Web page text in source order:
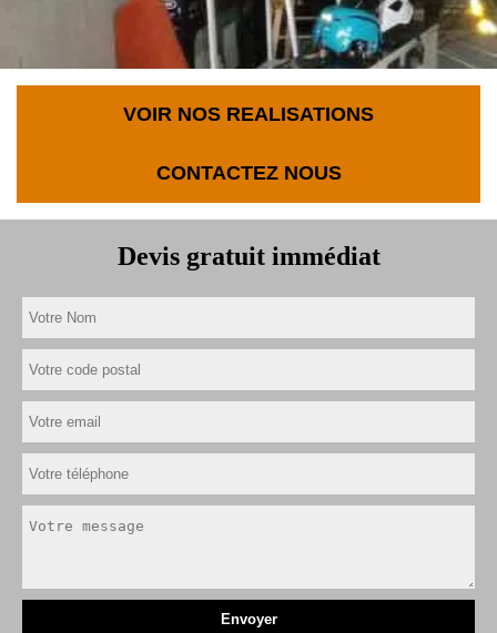
VOIR NOS REALISATIONS
CONTACTEZ NOUS
Devis gratuit immédiat